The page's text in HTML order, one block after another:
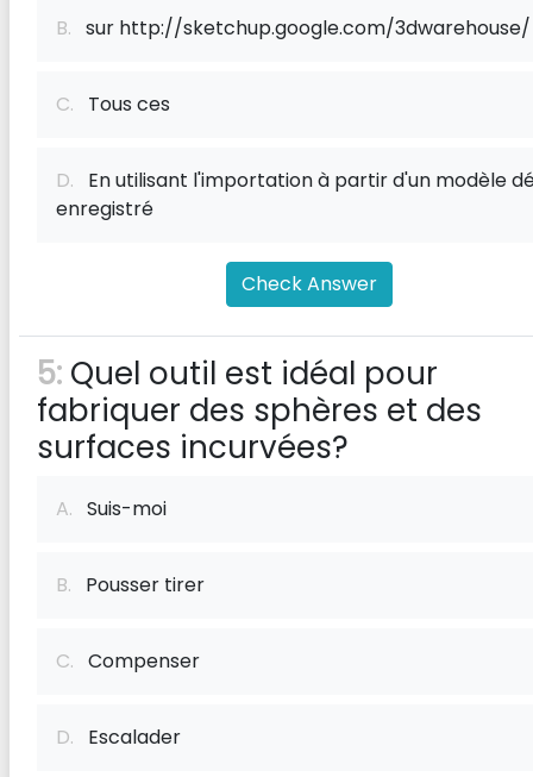
B. sur http://sketchup.google.com/3dwarehouse/
C. Tous ces
D. En utilisant l'importation à partir d'un modèle
enregistré
Check Answer
5: Quel outil est idéal pour
fabriquer des sphères et des
surfaces incurvées?
A. Suis-moi
B. Pousser tirer
C. Compenser
D. Escalader